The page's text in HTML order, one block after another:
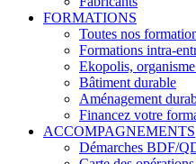
FORMATIONS
Toutes nos
Formations intra-
Ekopolis,
Bâtiment durable
Aménagement
Financez votre
ACCOMPAGNEMENTS
Démarches BDF/